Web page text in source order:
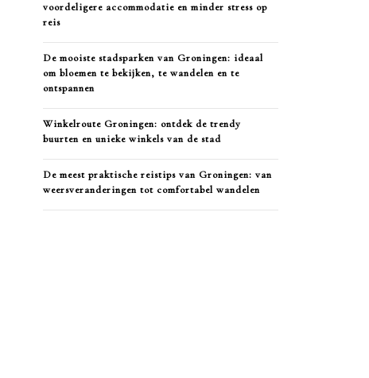
voordeligere accommodatie en minder stress op
reis
De mooiste stadsparken van Groningen: ideaal
om bloemen te bekijken, te wandelen en te
ontspannen
Winkelroute Groningen: ontdek de trendy
buurten en unieke winkels van de stad
De meest praktische reistips van Groningen: van
weersveranderingen tot comfortabel wandelen